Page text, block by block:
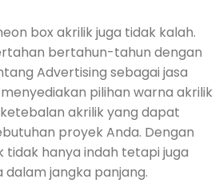
box akrilik juga tidak kalah.
bertahun-tahun dengan
Advertising sebagai jasa
pilihan warna akrilik
akrilik yang dapat
proyek Anda. Dengan
tidak hanya indah tetapi juga
dalam jangka panjang.